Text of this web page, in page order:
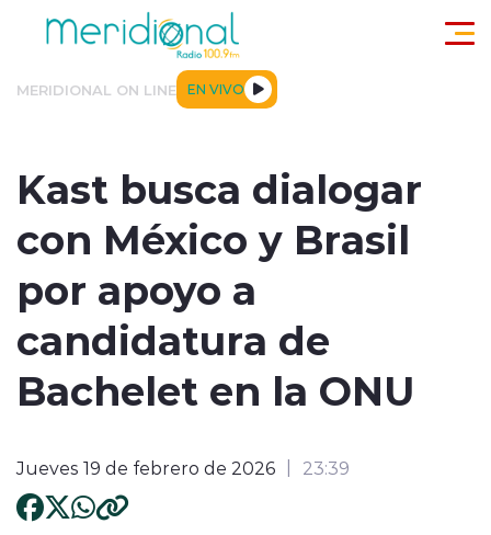
Click acá para ir directamente al contenido
MERIDIONAL ON LINE EN VIVO
modo claro
Kast busca dialogar
con México y Brasil
por apoyo a
candidatura de
Bachelet en la ONU
Jueves 19 de febrero de 2026 23:39